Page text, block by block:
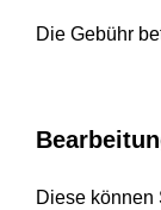
Die Gebühr
Diese können